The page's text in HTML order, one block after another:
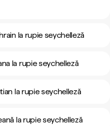
la rupie seychelleză
la rupie seychelleză
la rupie seychelleză
la rupie seychelleză